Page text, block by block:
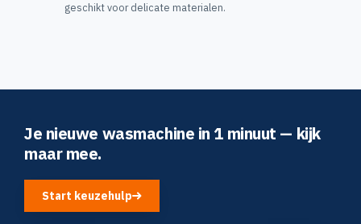
geschikt voor delicate materialen.
Je nieuwe wasmachine in 1 minuut — kijk
maar mee.
Start keuzehulp